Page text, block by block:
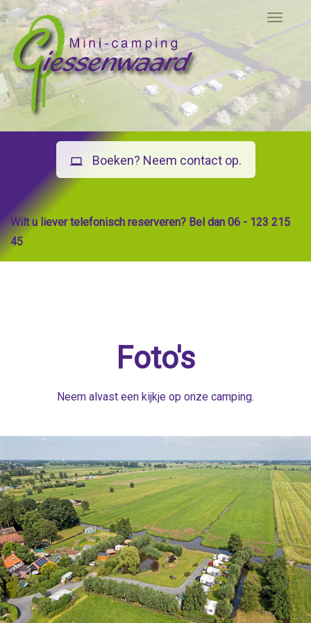
Toggle
computer Boeken? Neem contact op.
Wilt u liever telefonisch reserveren? Bel dan 06 - 123 215
45
Foto's
Neem alvast een kijkje op onze camping.